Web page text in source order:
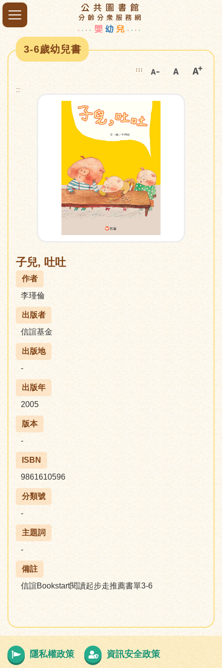
3-6歲幼兒書
:::
:::
子兒, 吐吐
作者
李瑾倫
出版者
信誼基金
出版地
-
出版年
2005
版本
-
ISBN
9861610596
分類號
-
主題詞
-
備註
信誼Bookstart閱讀起步走推薦書單3-6
隱私權政策 資訊安全政策